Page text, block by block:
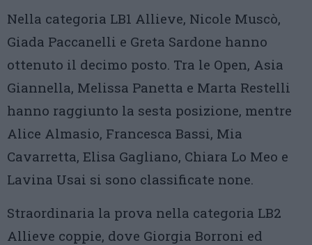
Nella categoria LB1 Allieve, Nicole Muscò,
Giada Paccanelli e Greta Sardone hanno
ottenuto il decimo posto. Tra le Open, Asia
Giannella, Melissa Panetta e Marta Restelli
hanno raggiunto la sesta posizione, mentre
Alice Almasio, Francesca Bassi, Mia
Cavarretta, Elisa Gagliano, Chiara Lo Meo e
Lavina Usai si sono classificate none.
Straordinaria la prova nella categoria LB2
Allieve coppie, dove Giorgia Borroni ed